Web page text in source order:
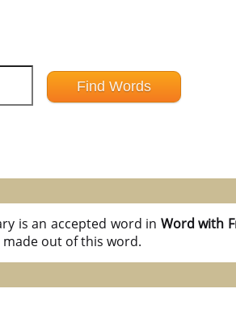
is an accepted word in Word with
out of this word.